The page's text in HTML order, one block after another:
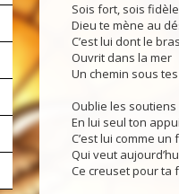
Sois fort, sois
Dieu te mène au
C’est lui dont le
Ouvrit dans la mer
Un chemin sous
Oublie les
En lui seul ton
C’est lui comme
Qui veut
Ce creuset pour ta